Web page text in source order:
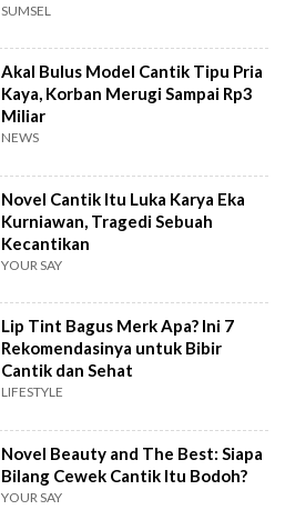
SUMSEL
Akal Bulus Model Cantik Tipu Pria
Kaya, Korban Merugi Sampai Rp3
Miliar
NEWS
Novel Cantik Itu Luka Karya Eka
Kurniawan, Tragedi Sebuah
Kecantikan
YOUR SAY
Lip Tint Bagus Merk Apa? Ini 7
Rekomendasinya untuk Bibir
Cantik dan Sehat
LIFESTYLE
Novel Beauty and The Best: Siapa
Bilang Cewek Cantik Itu Bodoh?
YOUR SAY